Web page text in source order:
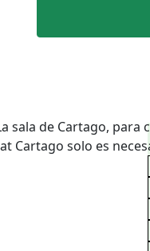
sala de Cartago, para
Cartago solo es